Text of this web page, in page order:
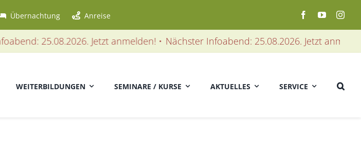
Übernachtung Anreise
25.08.2026. Jetzt anmelden! • Nächster Infoabend: 25.08.2026. Jetzt
WEITERBILDUNGEN SEMINARE / KURSE AKTUELLES SERVICE